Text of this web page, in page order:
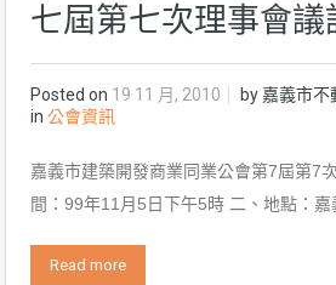
七屆第七次理事會議
Posted on 19 11 月, 2010 by 嘉義市不
in 公會資訊
嘉義市建築開發商業同業公會第7屆第7
間：99年11月5日下午5時 二、地點：
Read more